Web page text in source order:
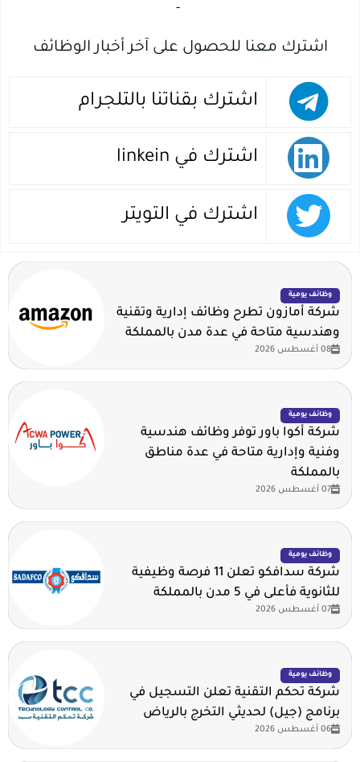
-‏
اشترك معنا للحصول على آخر أخبار الوظائف
اشترك بقناتنا بالتلجرام
اشترك في linkein
اشترك في التويتر
وظائف يومية
شركة أمازون تطرح وظائف إدارية وتقنية
وهندسية متاحة في عدة مدن بالمملكة
08 أغسطس 2026
وظائف يومية
شركة أكوا باور توفر وظائف هندسية
وفنية وإدارية متاحة في عدة مناطق
بالمملكة
07 أغسطس 2026
وظائف يومية
شركة سدافكو تعلن 11 فرصة وظيفية
للثانوية فأعلى في 5 مدن بالمملكة
07 أغسطس 2026
وظائف يومية
شركة تحكم التقنية تعلن التسجيل في
برنامج (جيل) لحديثي التخرج بالرياض
06 أغسطس 2026